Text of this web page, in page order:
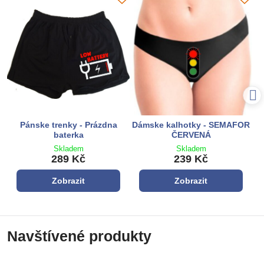
Pánske trenky - Prázdna
baterka
Skladem
289 Kč
Zobrazit
Dámske kalhotky - SEMAFOR
ČERVENÁ
Skladem
239 Kč
Zobrazit
Navštívené produkty